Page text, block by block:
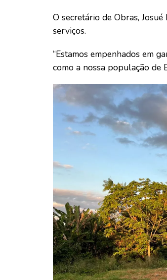
O secretário de Obras,
serviços.
“Estamos empenhados em
como a nossa população de